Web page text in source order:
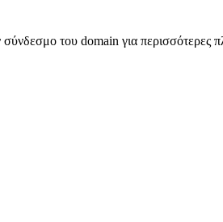
του domain για περισσότερες